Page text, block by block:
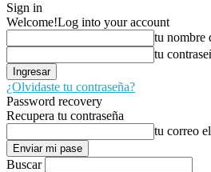
Sign in
Welcome!Log into your account
tu nombre
tu
¿Olvidaste tu contraseña?
Password recovery
Recupera tu contraseña
tu correo
Buscar